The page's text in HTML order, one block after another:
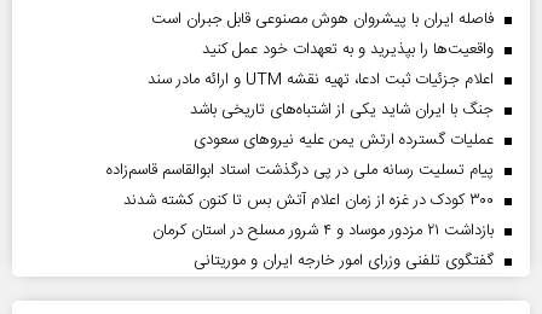
فاصله ایران با پیشرو‌ان هوش مصنوعی قابل جبران است
واقعیت‌ها را بپذیرید و به تعهدات خود عمل کنید
اعلام جزئیات ثبت ادعا، تهیه نقشه UTM و ارائه مادر سند
جنگ با ایران شاید یکی از اشتباه‌های تاریخی باشد
عملیات گسترده ارتش یمن علیه نیروهای سعودی
پیام تسلیت رسانه ملی در پی درگذشت استاد ابوالقاسم قاسم‌زاده
۳۰۰ کودک در غزه از زمان اعلام آتش بس تا کنون کشته شدند
بازداشت ۲۱ مزدور موساد و ۴ شرور مسلح در استان کرمان
گفتگوی تلفنی وزرای امور خارجه ایران و موریتانی